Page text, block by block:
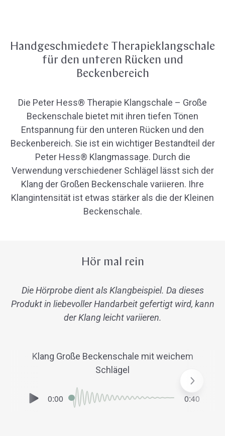
Handgeschmiedete Therapieklangschale
für den unteren Rücken und
Beckenbereich
Die Peter Hess® Therapie Klangschale – Große
Beckenschale bietet mit ihren tiefen Tönen
Entspannung für den unteren Rücken und den
Beckenbereich. Sie ist ein wichtiger Bestandteil der
Peter Hess® Klangmassage. Durch die
Verwendung verschiedener Schlägel lässt sich der
Klang der Großen Beckenschale variieren. Ihre
Klangintensität ist etwas stärker als die der Kleinen
Beckenschale.
Hör mal rein
Die Hörprobe dient als Klangbeispiel. Da dieses
Produkt in liebevoller Handarbeit gefertigt wird, kann
der Klang leicht variieren.
Klang Große Beckenschale mit weichem
Schlägel